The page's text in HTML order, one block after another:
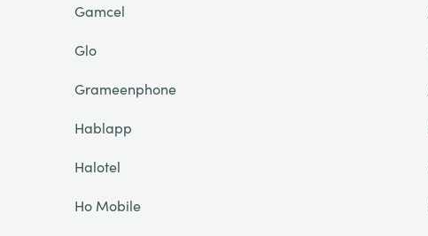
Gamcel
Glo
Grameenphone
Hablapp
Halotel
Ho Mobile